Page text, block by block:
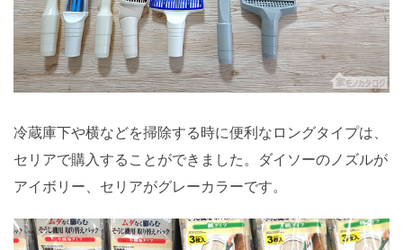
冷蔵庫下や横などを掃除する時に便利なロングタイプは、
セリアで購入することができました。ダイソーのノズルが
アイボリー、セリアがグレーカラーです。